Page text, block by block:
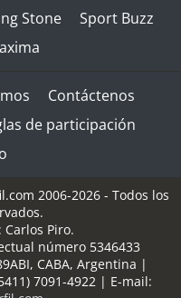
Stone
Sport Buzz
Contáctenos
de participación
2006-2026 - Todos los
Piro.
número 5346433
, CABA, Argentina |
7091-4922| E-mail: